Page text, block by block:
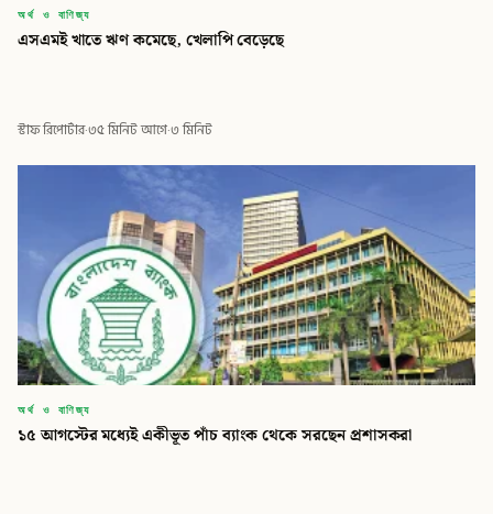
অর্থ ও বাণিজ্য
‎এসএমই খাতে ঋণ কমেছে, খেলাপি বেড়েছে
স্টাফ রিপোর্টার·৩৫ মিনিট আগে·৩ মিনিট
অর্থ ও বাণিজ্য
১৫ আগস্টের মধ্যেই একীভূত পাঁচ ব্যাংক থেকে সরছেন প্রশাসকরা